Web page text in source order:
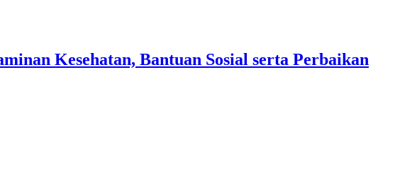
Kesehatan, Bantuan Sosial serta Perbaikan